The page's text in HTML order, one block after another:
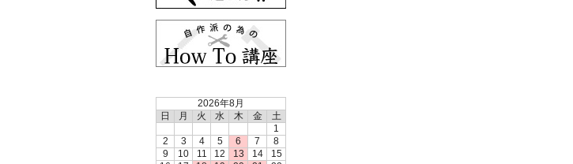
2026年8月
日
月 火 水 木 金
土
1
2
3 4 5 6 7
8
9
10 11 12 13 14
15